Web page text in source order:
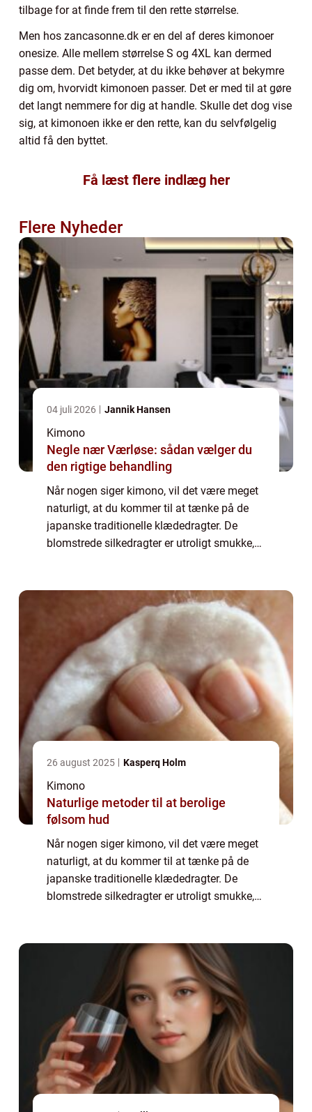
tilbage for at finde frem til den rette størrelse.
Men hos zancasonne.dk er en del af deres kimonoer
onesize. Alle mellem størrelse S og 4XL kan dermed
passe dem. Det betyder, at du ikke behøver at bekymre
dig om, hvorvidt kimonoen passer. Det er med til at gøre
det langt nemmere for dig at handle. Skulle det dog vise
sig, at kimonoen ikke er den rette, kan du selvfølgelig
altid få den byttet.
Få læst flere indlæg her
Flere Nyheder
04 juli 2026 Jannik Hansen
Kimono
Negle nær Værløse: sådan vælger du
den rigtige behandling
Når nogen siger kimono, vil det være meget
naturligt, at du kommer til at tænke på de
japanske traditionelle klædedragter. De
blomstrede silkedragter er utroligt smukke,
26 august 2025 Kasperq Holm
Kimono
Naturlige metoder til at berolige
følsom hud
Når nogen siger kimono, vil det være meget
naturligt, at du kommer til at tænke på de
japanske traditionelle klædedragter. De
blomstrede silkedragter er utroligt smukke,